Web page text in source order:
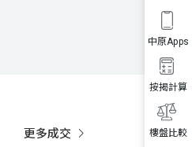
樓盤比較
按揭計算
中原Apps
更多成交